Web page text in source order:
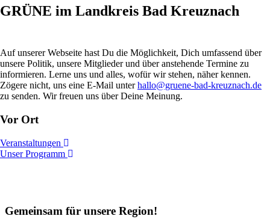
GRÜNE im Landkreis Bad Kreuznach
Auf unserer Webseite hast Du die Möglichkeit, Dich umfassend über
unsere Politik, unsere Mitglieder und über anstehende Termine zu
informieren. Lerne uns und alles, wofür wir stehen, näher kennen.
Zögere nicht, uns eine E-Mail unterhallo@gruene-bad-kreuznach.de
zu senden. Wir freuen uns über Deine Meinung.
Vor Ort
Veranstaltungen
Unser Programm
Gemeinsam für unsere Region!